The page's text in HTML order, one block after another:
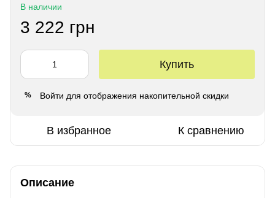
В наличии
3 222 грн
Купить
% Войти для отображения накопительной скидки
В избранное К сравнению
Описание